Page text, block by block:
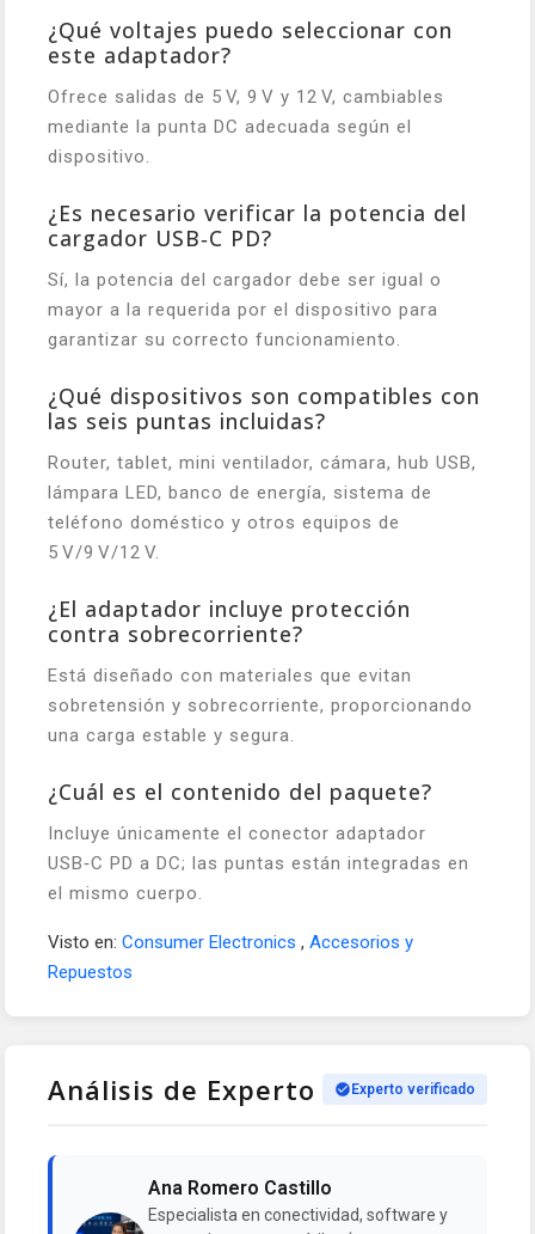
¿Qué voltajes puedo seleccionar con
este adaptador?
Ofrece salidas de 5 V, 9 V y 12 V, cambiables
mediante la punta DC adecuada según el
dispositivo.
¿Es necesario verificar la potencia del
cargador USB‑C PD?
Sí, la potencia del cargador debe ser igual o
mayor a la requerida por el dispositivo para
garantizar su correcto funcionamiento.
¿Qué dispositivos son compatibles con
las seis puntas incluidas?
Router, tablet, mini ventilador, cámara, hub USB,
lámpara LED, banco de energía, sistema de
teléfono doméstico y otros equipos de
5 V/9 V/12 V.
¿El adaptador incluye protección
contra sobrecorriente?
Está diseñado con materiales que evitan
sobretensión y sobrecorriente, proporcionando
una carga estable y segura.
¿Cuál es el contenido del paquete?
Incluye únicamente el conector adaptador
USB‑C PD a DC; las puntas están integradas en
el mismo cuerpo.
Visto en: Consumer Electronics , Accesorios y
Repuestos
Análisis de Experto Experto verificado
Ana Romero Castillo
Especialista en conectividad, software y